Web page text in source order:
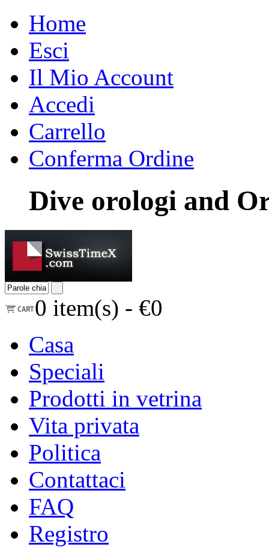
Home
Esci
Il Mio Account
Accedi
Carrello
Conferma Ordine
Dive orologi and
0 item(s) - €0
Casa
Speciali
Prodotti in vetrina
Vita privata
Politica
Contattaci
FAQ
Registro